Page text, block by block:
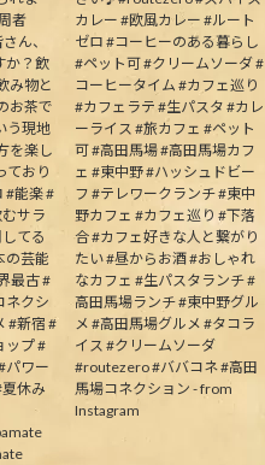
者
ん、
か？飲
み物と
お茶で
う現地
を楽し
ており
#能楽 #
サラ
てる
の芸能
最古 #
ネクシ
#新宿 #
ップ #
パワー
休み
カレー #欧風カレー #ルート
ゼロ #コーヒーのある暮らし
#ペット可 #クリームソーダ #
コーヒータイム #カフェ巡り
#カフェラテ #生パスタ #カレ
ーライス #旅カフェ #ペット
可 #高田馬場 #高田馬場カフ
ェ #東中野 #ハッシュドビー
フ #テレワークランチ #東中
野カフェ #カフェ巡り #下落
合 #カフェ好きな人と繋がり
たい #昼からお酒 #おしゃれ
なカフェ #生パスタランチ #
高田馬場ランチ #東中野グル
メ #高田馬場グルメ #タコラ
イス #クリームソーダ
#routezero #ババコネ #高田
馬場コネクション - from
Instagram